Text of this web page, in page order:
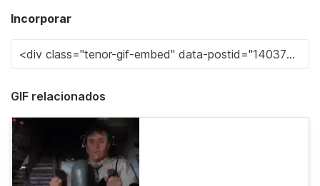
Incorporar
GIF relacionados